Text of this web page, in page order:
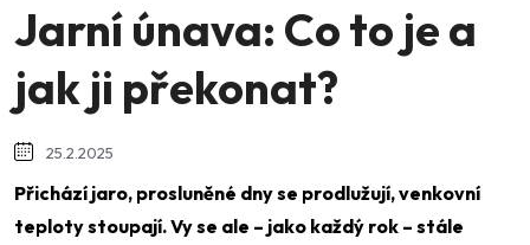
Jarní únava: Co to je a
jak ji překonat?
25.2.2025
Přichází jaro, prosluněné dny se prodlužují, venkovní
teploty stoupají. Vy se ale – jako každý rok – stále